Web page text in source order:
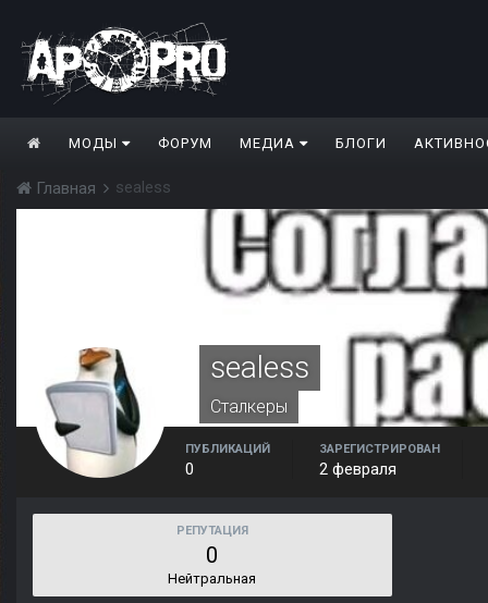
МОДЫ ФОРУМ МЕДИА БЛОГИ
Главная sealess
sealess
Сталкеры
ПУБЛИКАЦИЙ
0
ЗАРЕГИСТРИРОВАН
2 февраля
РЕПУТАЦИЯ
0
Нейтральная